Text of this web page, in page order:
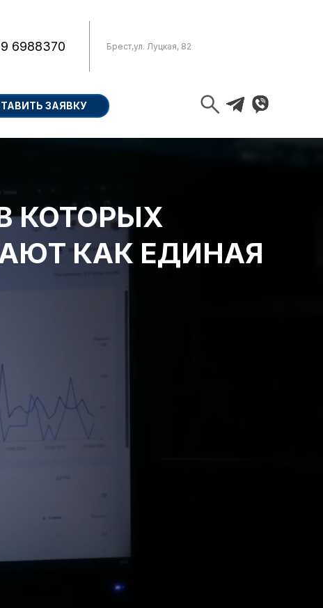
6988370 Брест,ул. Луцкая, 82
ЗАЯВКУ
КОТОРЫХ
КАК ЕДИНАЯ